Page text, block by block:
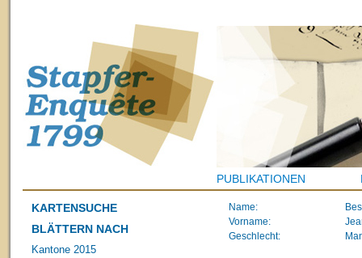
PUBLIKATIONEN
KARTENSUCHE
BLÄTTERN NACH
Kantone 2015
Name:
Vorname:
Geschlecht: